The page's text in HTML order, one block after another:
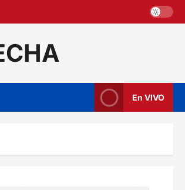
En VIVO